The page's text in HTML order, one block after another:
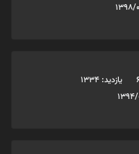
یازدید: 1334